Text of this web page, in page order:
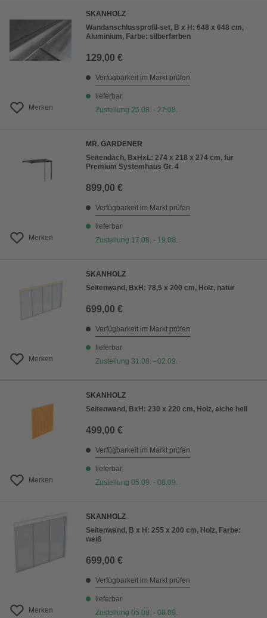
Merken
SKANHOLZ
Wandanschlussprofil-set, B x H: 648 x 648 cm,
Aluminium, Farbe: silberfarben
129,00 €
Verfügbarkeit im Markt prüfen
lieferbar
Zustellung 25.08. - 27.08.
Merken
MR. GARDENER
Seitendach, BxHxL: 274 x 218 x 274 cm, für
Premium Systemhaus Gr. 4
899,00 €
Verfügbarkeit im Markt prüfen
lieferbar
Zustellung 17.08. - 19.08.
Merken
SKANHOLZ
Seitenwand, BxH: 78,5 x 200 cm, Holz, natur
699,00 €
Verfügbarkeit im Markt prüfen
lieferbar
Zustellung 31.08. - 02.09.
Merken
SKANHOLZ
Seitenwand, BxH: 230 x 220 cm, Holz, eiche hell
499,00 €
Verfügbarkeit im Markt prüfen
lieferbar
Zustellung 05.09. - 08.09.
Merken
SKANHOLZ
Seitenwand, B x H: 255 x 200 cm, Holz, Farbe:
weiß
699,00 €
Verfügbarkeit im Markt prüfen
lieferbar
Zustellung 05.09. - 08.09.